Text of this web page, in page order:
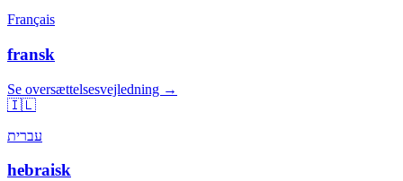
Français
fransk
Se oversættelsesvejledning →
🇮🇱
עברית
hebraisk